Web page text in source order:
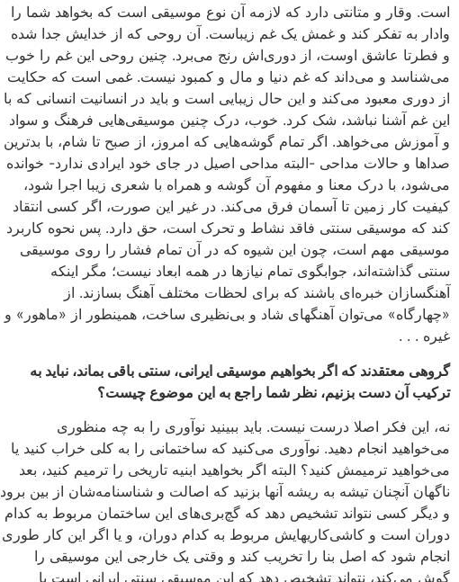
است. وقار و متانتى دارد که لازمه‌ آن نوع موسیقى است که بخواهد شما را
وادار به تفکر کند و غمش‏ یک غم زیباست. آن روحى که از خدایش‏ جدا شده
و فطرتا عاشق اوست، از دوری‌اش‏ رنج مى‌برد. چنین روحى این غم را خوب
مى‌شناسد و مى‌داند که غم دنیا و مال و کمبود نیست. غمى است که حکایت
از دورى معبود مى‌کند و این حال زیبایى است و باید در انسانیت انسانى که با
این غم آشنا نباشد، شک کرد. خوب، درک چنین موسیقى‌هایى فرهنگ و سواد
و آموزش‏ مى‌خواهد. اگر تمام گوشه‌هایى که امروز، از صبح تا شام، با بدترین
صداها و حالات مداحى -البته مداحى اصیل در جاى خود ایرادى ندارد- خوانده
مى‌شود، با درک معنا و مفهوم آن گوشه و همراه با شعرى زیبا اجرا ‌شود،
کیفیت کار زمین تا آسمان فرق مى‌کند. در غیر این صورت، اگر کسى انتقاد
کند که موسیقى سنتى فاقد نشاط و تحرک است، حق دارد. پس‏ نحوه‌ کاربرد
موسیقى مهم است، چون این شیوه که در آن تمام فشار را روى موسیقى
سنتى گذاشته‌اند، جوابگوى تمام نیازها در همه‌ ابعاد نیست؛ مگر اینکه
آهنگسازان خبره‌اى باشند که براى لحظات مختلف آهنگ بسازند. از
«چهارگاه» مى‌توان آهنگهاى شاد و بى‌نظیرى ساخت، همینطور از «ماهور» و
غیره . . .
گروهى معتقدند که اگر بخواهیم موسیقى ایرانى، سنتى باقى بماند، نباید به
ترکیب آن دست بزنیم، نظر شما راجع به این موضوع چیست؟
نه، این فکر اصلا درست نیست. باید ببینید نوآورى را به چه منظورى
مى‌خواهید انجام دهید. نوآورى مى‌کنید که ساختمانى را به کلى خراب کنید یا
مى‌خواهید ترمیمش‏ کنید؟ البته اگر بخواهید ابنیه تاریخى را ترمیم کنید، بعد
ناگهان آنچنان تیشه به ریشه‌ آنها بزنید که اصالت و شناسنامه‌شان از بین برود
و دیگر کسى نتواند تشخیص‏ دهد که گچ‌بری‌هاى این ساختمان مربوط به کدام
دوران است و کاشى‌کاریهایش‏ مربوط به کدام دوران، و یا اگر این کار طورى
انجام شود که اصل بنا را تخریب کند و وقتى یک خارجى این موسیقى را
گوش‏ مى‌کند، نتواند تشخیص‏ دهد که این موسیقى سنتى ایرانى است یا